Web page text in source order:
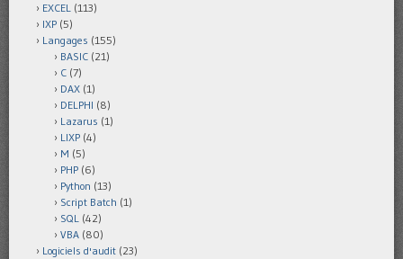
EXCEL (113)
IXP (5)
Langages (155)
BASIC (21)
C (7)
DAX (1)
DELPHI (8)
Lazarus (1)
LIXP (4)
M (5)
PHP (6)
Python (13)
Script Batch (1)
SQL (42)
VBA (80)
Logiciels d'audit (23)